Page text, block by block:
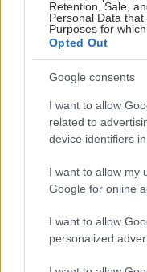
Retention, Sale,
Personal Data
Purposes for
Opted Out
Google consents
I want to allow
related to
device identifiers in
I want to allow my
Google for online
I want to allow
personalized